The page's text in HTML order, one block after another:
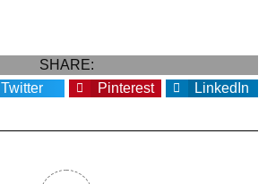
SHARE:
Twitter Pinterest LinkedIn